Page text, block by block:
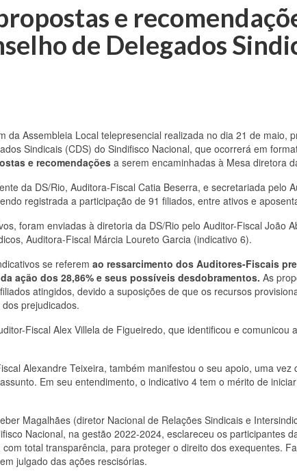
e
de Delegados
da Assembleia Local telepresencial realizada no dia 21 de maio,
Sindicais (CDS) do Sindifisco Nacional, que ocorrerá em
e recomendaçõesa serem encaminhadas à Mesa diretora
da DS/Rio, Auditora-Fiscal Catia Beserra, e secretariada pelo
registrada a participação de 91 filiados, entre ativos e
foram enviadas à diretoria da DS/Rio pelo Auditor-Fiscal João
Auditora-Fiscal Márcia Loureto Garcia (indicativo 6).
se referem ao ressarcimento dos Auditores-Fiscais
ação dos 28,86% e seus possíveis desdobramentos. As
atingidos, devido a suposições de que os recursos
prejudicados.
Fiscal Alex Villela de Figueiredo, que identificou e comunicou
Alexandre Teixeira, também manifestou o seu apoio, uma vez
Em seu entendimento, o indicativo 4 tem o mérito de
Magalhães (diretor Nacional de Relações Sindicais e
Nacional, na gestão 2022-2024, esclareceu os participantes
total transparência, para proteger o direito dos exequentes.
julgado das ações rescisórias.